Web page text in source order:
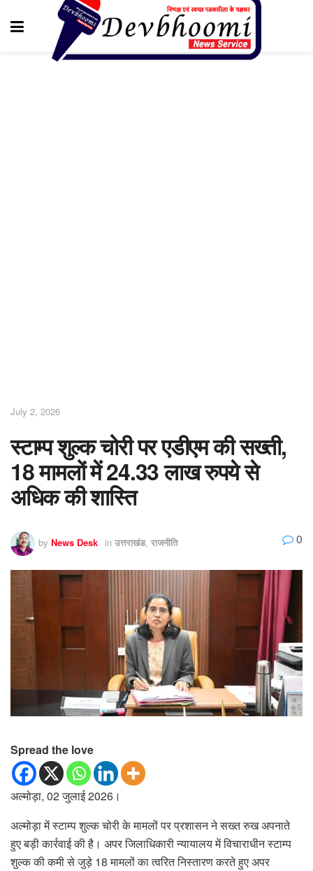
July 2, 2026
स्टाम्प शुल्क चोरी पर एडीएम की सख्ती,
18 मामलों में 24.33 लाख रुपये से
अधिक की शास्ति
by News Desk in उत्तराखंड, राजनीति 0
Spread the love
अल्मोड़ा, 02 जुलाई 2026।
अल्मोड़ा में स्टाम्प शुल्क चोरी के मामलों पर प्रशासन ने सख्त रुख अपनाते
हुए बड़ी कार्रवाई की है। अपर जिलाधिकारी न्यायालय में विचाराधीन स्टाम्प
शुल्क की कमी से जुड़े 18 मामलों का त्वरित निस्तारण करते हुए अपर